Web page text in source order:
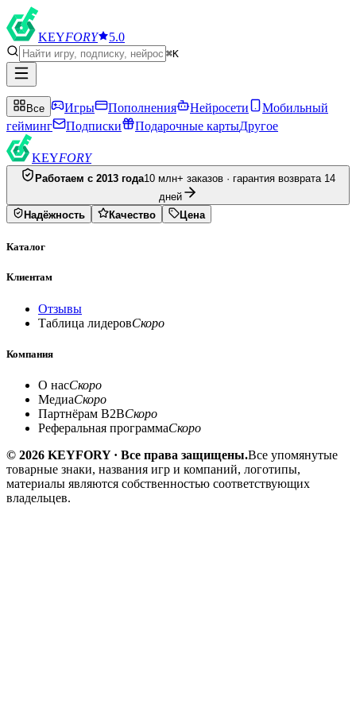
KEYFORY 5.0
⌘K
Все Игры Пополнения Нейросети
Мобильный
гейминг
Подписки Подарочные картыДругое
KEYFORY
Работаем с 2013 года10 млн+ заказов · гарантия возврата 14
дней
Надёжность
Качество Цена
Каталог
Клиентам
Отзывы
Таблица лидеровСкоро
Компания
О насСкоро
МедиаСкоро
Партнёрам B2BСкоро
Реферальная программаСкоро
© 2026 KEYFORY · Все права защищены.Все упомянутые
товарные знаки, названия игр и компаний, логотипы,
материалы являются собственностью соответствующих
владельцев.